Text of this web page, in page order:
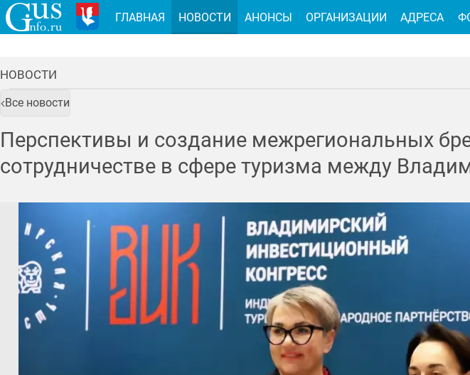
НОВОСТИ
Все новости
Перспективы и создание межрегиональных
сотрудничестве в сфере туризма между
ГЛАВНАЯ НОВОСТИ АНОНСЫ ОРГАНИЗАЦИИ АДРЕСА